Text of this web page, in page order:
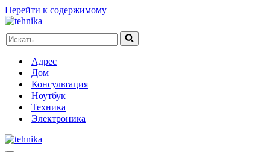
Перейти к содержимому
Искать...
Адрес
Дом
Консультация
Ноутбук
Техника
Электроника